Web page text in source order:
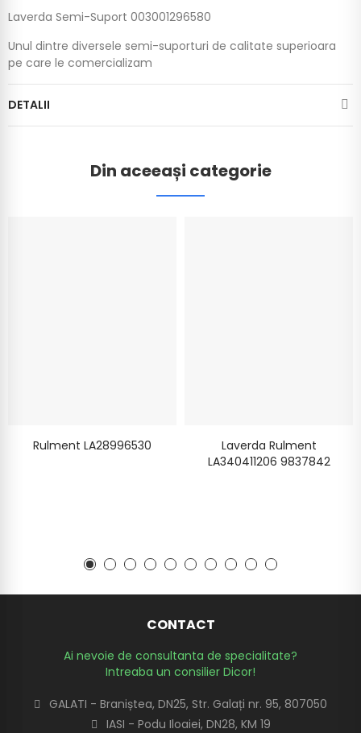
Laverda Semi-Suport 003001296580
Unul dintre diversele semi-suporturi de calitate superioara
pe care le comercializam
DETALII
Din aceeași categorie
Rulment LA28996530
Laverda Rulment
LA340411206 9837842
CONTACT
Ai nevoie de consultanta de specialitate?
Intreaba un consilier Dicor!
GALATI - Braniștea, DN25, Str. Galați nr. 95, 807050
IASI - Podu Iloaiei, DN28, KM 19